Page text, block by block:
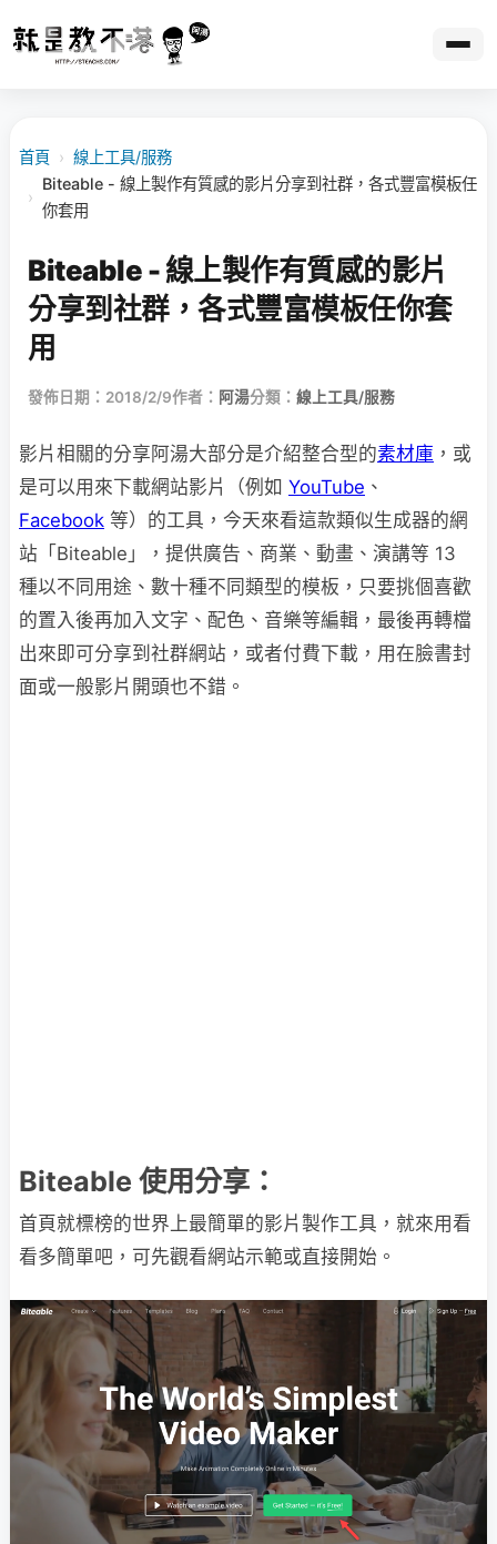
首頁 › 線上工具/服務
›
Biteable - 線上製作有質感的影片分享到社群，各式豐富模板任
你套用
Biteable - 線上製作有質感的影片
分享到社群，各式豐富模板任你套
用
發佈日期：2018/2/9作者： 阿湯分類： 線上工具/服務
影片相關的分享阿湯大部分是介紹整合型的素材庫 ，或
是可以用來下載網站影片（例如 YouTube 、
Facebook 等）的工具，今天來看這款類似生成器的網
站「Biteable」，提供廣告、商業、動畫、演講等 13
種以不同用途、數十種不同類型的模板，只要挑個喜歡
的置入後再加入文字、配色、音樂等編輯，最後再轉檔
出來即可分享到社群網站，或者付費下載，用在臉書封
面或一般影片開頭也不錯。
Biteable 使用分享：
首頁就標榜的世界上最簡單的影片製作工具，就來用看
看多簡單吧，可先觀看網站示範或直接開始。